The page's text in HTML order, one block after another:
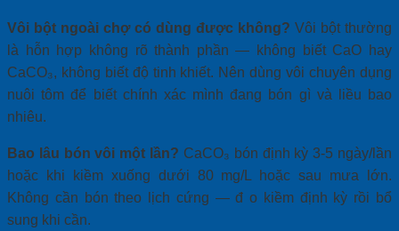
Vôi bột ngoài chợ có dùng được không? Vôi bột thường
là hỗn hợp không rõ thành phần — không biết CaO hay
CaCO₃, không biết độ tinh khiết. Nên dùng vôi chuyên dụng
nuôi tôm để biết chính xác mình đang bón gì và liều bao
nhiêu.
Bao lâu bón vôi một lần? CaCO₃ bón định kỳ 3-5 ngày/lần
hoặc khi kiềm xuống dưới 80 mg/L hoặc sau mưa lớn.
Không cần bón theo lịch cứng — đ o kiềm định kỳ rồi bổ
sung khi cần.